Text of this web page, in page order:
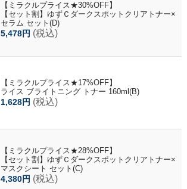
【ミラクルプライス★30%OFF】
【セット割】ゆずＣダークスポットクリアトナー×
セラム セット(D)
5,478円 (税込)
【ミラクルプライス★17%OFF】
ライス ブライトニング トナー 160ml(B)
1,628円 (税込)
【ミラクルプライス★28%OFF】
【セット割】ゆずＣダークスポットクリアトナー×
マスクシート セット(C)
4,380円 (税込)